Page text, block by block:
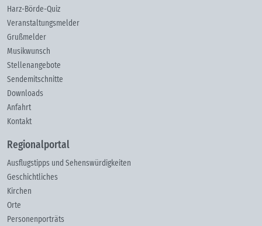
Harz-Börde-Quiz
Veranstaltungsmelder
Grußmelder
Musikwunsch
Stellenangebote
Sendemitschnitte
Downloads
Anfahrt
Kontakt
Regionalportal
Ausflugstipps und Sehenswürdigkeiten
Geschichtliches
Kirchen
Orte
Personenporträts